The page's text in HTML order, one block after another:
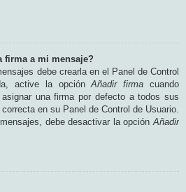
firma a mi mensaje?
debe crearla en el Panel de Control
active la opciónAñadir firma cuando
una firma por defecto a todos sus
en su Panel de Control de Usuario.
debe desactivar la opciónAñadir